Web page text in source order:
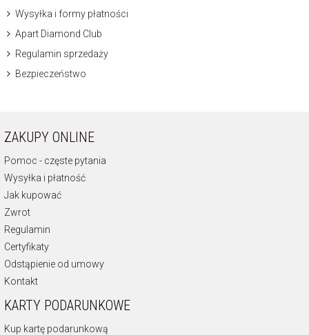
Wysyłka i formy płatności
Apart Diamond Club
Regulamin sprzedaży
Bezpieczeństwo
ZAKUPY ONLINE
Pomoc - częste pytania
Wysyłka i płatność
Jak kupować
Zwrot
Regulamin
Certyfikaty
Odstąpienie od umowy
Kontakt
KARTY PODARUNKOWE
Kup kartę podarunkową